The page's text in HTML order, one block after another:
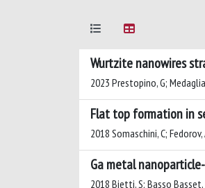
Wurtzite nanowires
2023 Prestopino, G;
Flat top formation in
2018 Somaschini, C;
Ga metal
2018 Bietti, S; Basso Basset,